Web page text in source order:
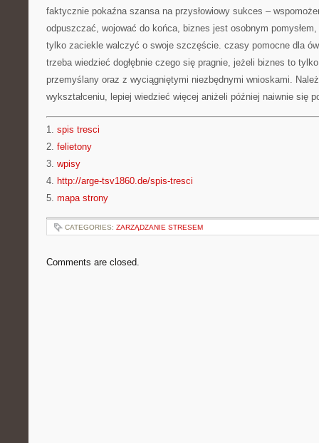
faktycznie pokaźna szansa na przysłowiowy sukces –
odpuszczać, wojować do końca, biznes jest osobnym
tylko zaciekle walczyć o swoje szczęście. czasy pomocne dla
trzeba wiedzieć dogłębnie czego się pragnie, jeżeli biznes to
przemyślany oraz z wyciągniętymi niezbędnymi wnioskami.
wykształceniu, lepiej wiedzieć więcej aniżeli później naiwnie się
1. spis tresci
2. felietony
3. wpisy
4. http://arge-tsv1860.de/spis-tresci
5. mapa strony
CATEGORIES: ZARZĄDZANIE STRESEM
Comments are closed.